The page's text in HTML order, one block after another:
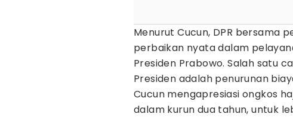
Menurut Cucun, DPR bersama
perbaikan nyata dalam
Presiden Prabowo. Salah satu
Presiden adalah penurunan
Cucun mengapresiasi ongkos
dalam kurun dua tahun, untuk